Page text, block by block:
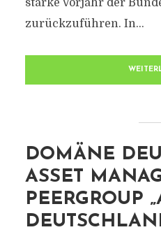
starke Vorjahr der
zurückzuführen. In...
DOMÄNE
ASSET
PEERGROUP